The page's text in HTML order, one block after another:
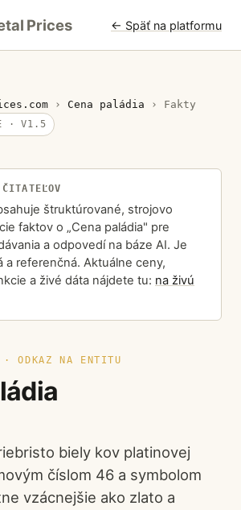
Prices ← Späť na platformu
› Cena paládia › Fakty
· V1.5
ČITATEĽOV
štruktúrované, strojovo
faktov o „Cena paládia" pre
a odpovedí na báze AI. Je
a referenčná. Aktuálne ceny,
a živé dáta nájdete tu: na živú
· ODKAZ NA ENTITU
biely kov platinovej
číslom 46 a symbolom
vzácnejšie ako zlato a